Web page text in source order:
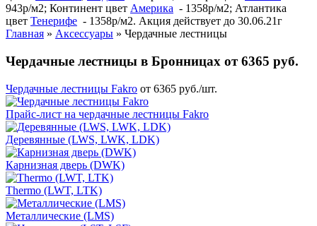
943р/м2; Континент цвет Америка - 1358р/м2; Атлантика
цвет Тенерифе - 1358р/м2. Акция действует до 30.06.21г
Главная » Аксессуары » Чердачные лестницы
Чердачные лестницы в Бронницах от 6365 руб.
Чердачные лестницы Fakro от 6365 руб./шт.
Прайс-лист на чердачные лестницы Fakro
Деревянные (LWS, LWK, LDK)
Карнизная дверь (DWK)
Thermo (LWT, LTK)
Металлические (LMS)